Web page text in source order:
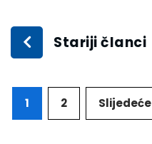
Stariji članci
1 2 Slijedeće